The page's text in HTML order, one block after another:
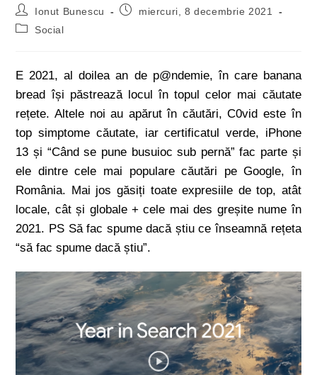
Ionut Bunescu
miercuri, 8 decembrie 2021
Social
E 2021, al doilea an de p@ndemie, în care banana
bread își păstrează locul în topul celor mai căutate
rețete. Altele noi au apărut în căutări, C0vid este în
top simptome căutate, iar certificatul verde, iPhone
13 și “Când se pune busuioc sub pernă” fac parte și
ele dintre cele mai populare căutări pe Google, în
România. Mai jos găsiți toate expresiile de top, atât
locale, cât și globale + cele mai des greșite nume în
2021. PS Să fac spume dacă știu ce înseamnă rețeta
“să fac spume dacă știu”.